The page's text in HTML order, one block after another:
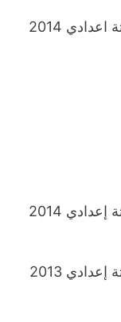
الامتحان الجهوي في الفقه والتوحيد الثالثة اعدادي 2014
الإمتحان الجهوي في الفقه والتوحيد الثالثة إعدادي 2014
الإمتحان الجهوي في الفقه والتوحيد الثالثة إعدادي 2013